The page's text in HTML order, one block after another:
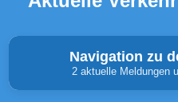
Navigation zu
2 aktuelle Meldungen